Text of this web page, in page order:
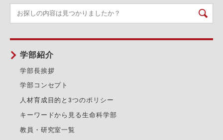
学部紹介
学部長挨拶
学部コンセプト
人材育成目的と3つのポリシー
キーワードから見る生命科学部
教員・研究室一覧